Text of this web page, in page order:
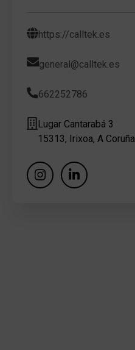
https://calltek.es
general@calltek.es
662252786
Lugar Cantarabá 3
15313, Irixoa, A Coruña